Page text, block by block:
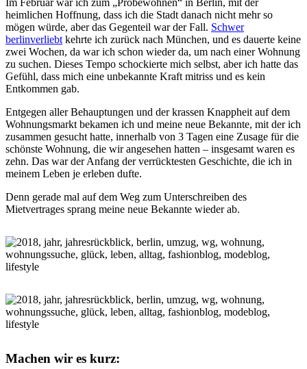
Im Februar war ich zum „Probewohnen“ in Berlin, mit der
heimlichen Hoffnung, dass ich die Stadt danach nicht mehr so
mögen würde, aber das Gegenteil war der Fall. Schwer
berlinverliebt kehrte ich zurück nach München, und es dauerte keine
zwei Wochen, da war ich schon wieder da, um nach einer Wohnung
zu suchen. Dieses Tempo schockierte mich selbst, aber ich hatte das
Gefühl, dass mich eine unbekannte Kraft mitriss und es kein
Entkommen gab.
Entgegen aller Behauptungen und der krassen Knappheit auf dem
Wohnungsmarkt bekamen ich und meine neue Bekannte, mit der ich
zusammen gesucht hatte, innerhalb von 3 Tagen eine Zusage für die
schönste Wohnung, die wir angesehen hatten – insgesamt waren es
zehn. Das war der Anfang der verrücktesten Geschichte, die ich in
meinem Leben je erleben dufte.
Denn gerade mal auf dem Weg zum Unterschreiben des
Mietvertrages sprang meine neue Bekannte wieder ab.
Machen wir es kurz: